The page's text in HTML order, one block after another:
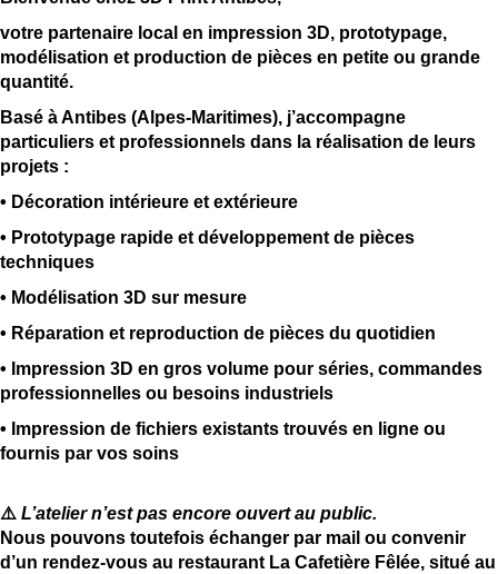
votre partenaire local en impression 3D, prototypage,
modélisation et production de pièces en petite ou grande
quantité.
Basé à Antibes (Alpes‑Maritimes), j’accompagne
particuliers et professionnels dans la réalisation de leurs
projets :
• Décoration intérieure et extérieure
• Prototypage rapide et développement de pièces
techniques
• Modélisation 3D sur mesure
• Réparation et reproduction de pièces du quotidien
• Impression 3D en gros volume pour séries, commandes
professionnelles ou besoins industriels
• Impression de fichiers existants trouvés en ligne ou
fournis par vos soins
⚠️ L’atelier n’est pas encore ouvert au public.
Nous pouvons toutefois échanger par mail ou convenir
d’un rendez‑vous au restaurant La Cafetière Fêlée, situé au